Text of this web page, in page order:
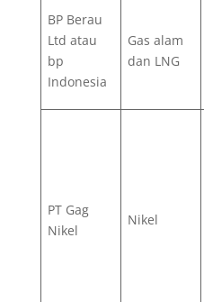
BP Berau
Ltd atau
bp
Indonesia
Gas alam
dan LNG
PT Gag
Nikel
Nikel